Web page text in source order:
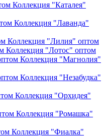
Коллекция "Каталея"
Коллекция "Лаванда"
Коллекция "Лилия" оптом
Коллекция "Лотос" оптом
Коллекция "Магнолия"
Коллекция "Незабудка"
Коллекция "Орхидея"
Коллекция "Ромашка"
Коллекция "Фиалка"